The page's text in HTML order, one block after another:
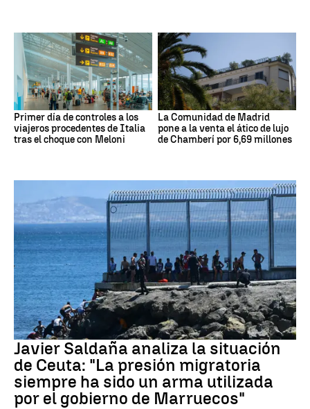
Primer día de controles a los
viajeros procedentes de Italia
tras el choque con Meloni
La Comunidad de Madrid
pone a la venta el ático de lujo
de Chamberí por 6,69 millones
Crisis migratoria Ceuta
Javier Saldaña analiza la situación
de Ceuta: "La presión migratoria
siempre ha sido un arma utilizada
por el gobierno de Marruecos"